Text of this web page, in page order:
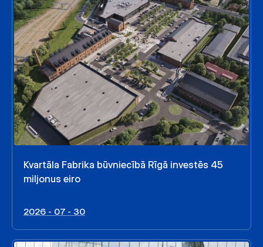
Kvartāla Fabrika būvniecībā Rīgā investēs 45
miljonus eiro
2026 - 07 - 30